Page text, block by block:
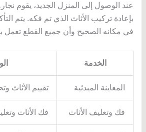
عند الوصول إلى المنزل الجديد، يقوم
بإعادة تركيب الأثاث الذي تم فكه. يتم
في مكانه الصحيح وأن جميع القطع تعمل
الخدمة
المعاينة المبدئية تقييم الأثاث
فك وتغليف الأثاث فك الأثاث